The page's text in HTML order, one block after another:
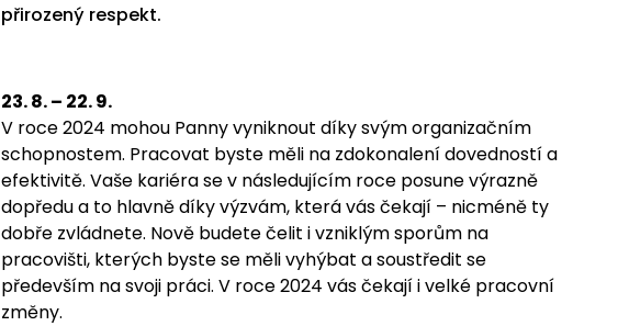
přirozený respekt.
23. 8. – 22. 9.
V roce 2024 mohou Panny vyniknout díky svým organizačním
schopnostem. Pracovat byste měli na zdokonalení dovedností a
efektivitě. Vaše kariéra se v následujícím roce posune výrazně
dopředu a to hlavně díky výzvám, která vás čekají – nicméně ty
dobře zvládnete. Nově budete čelit i vzniklým sporům na
pracovišti, kterých byste se měli vyhýbat a soustředit se
především na svoji práci. V roce 2024 vás čekají i velké pracovní
změny.